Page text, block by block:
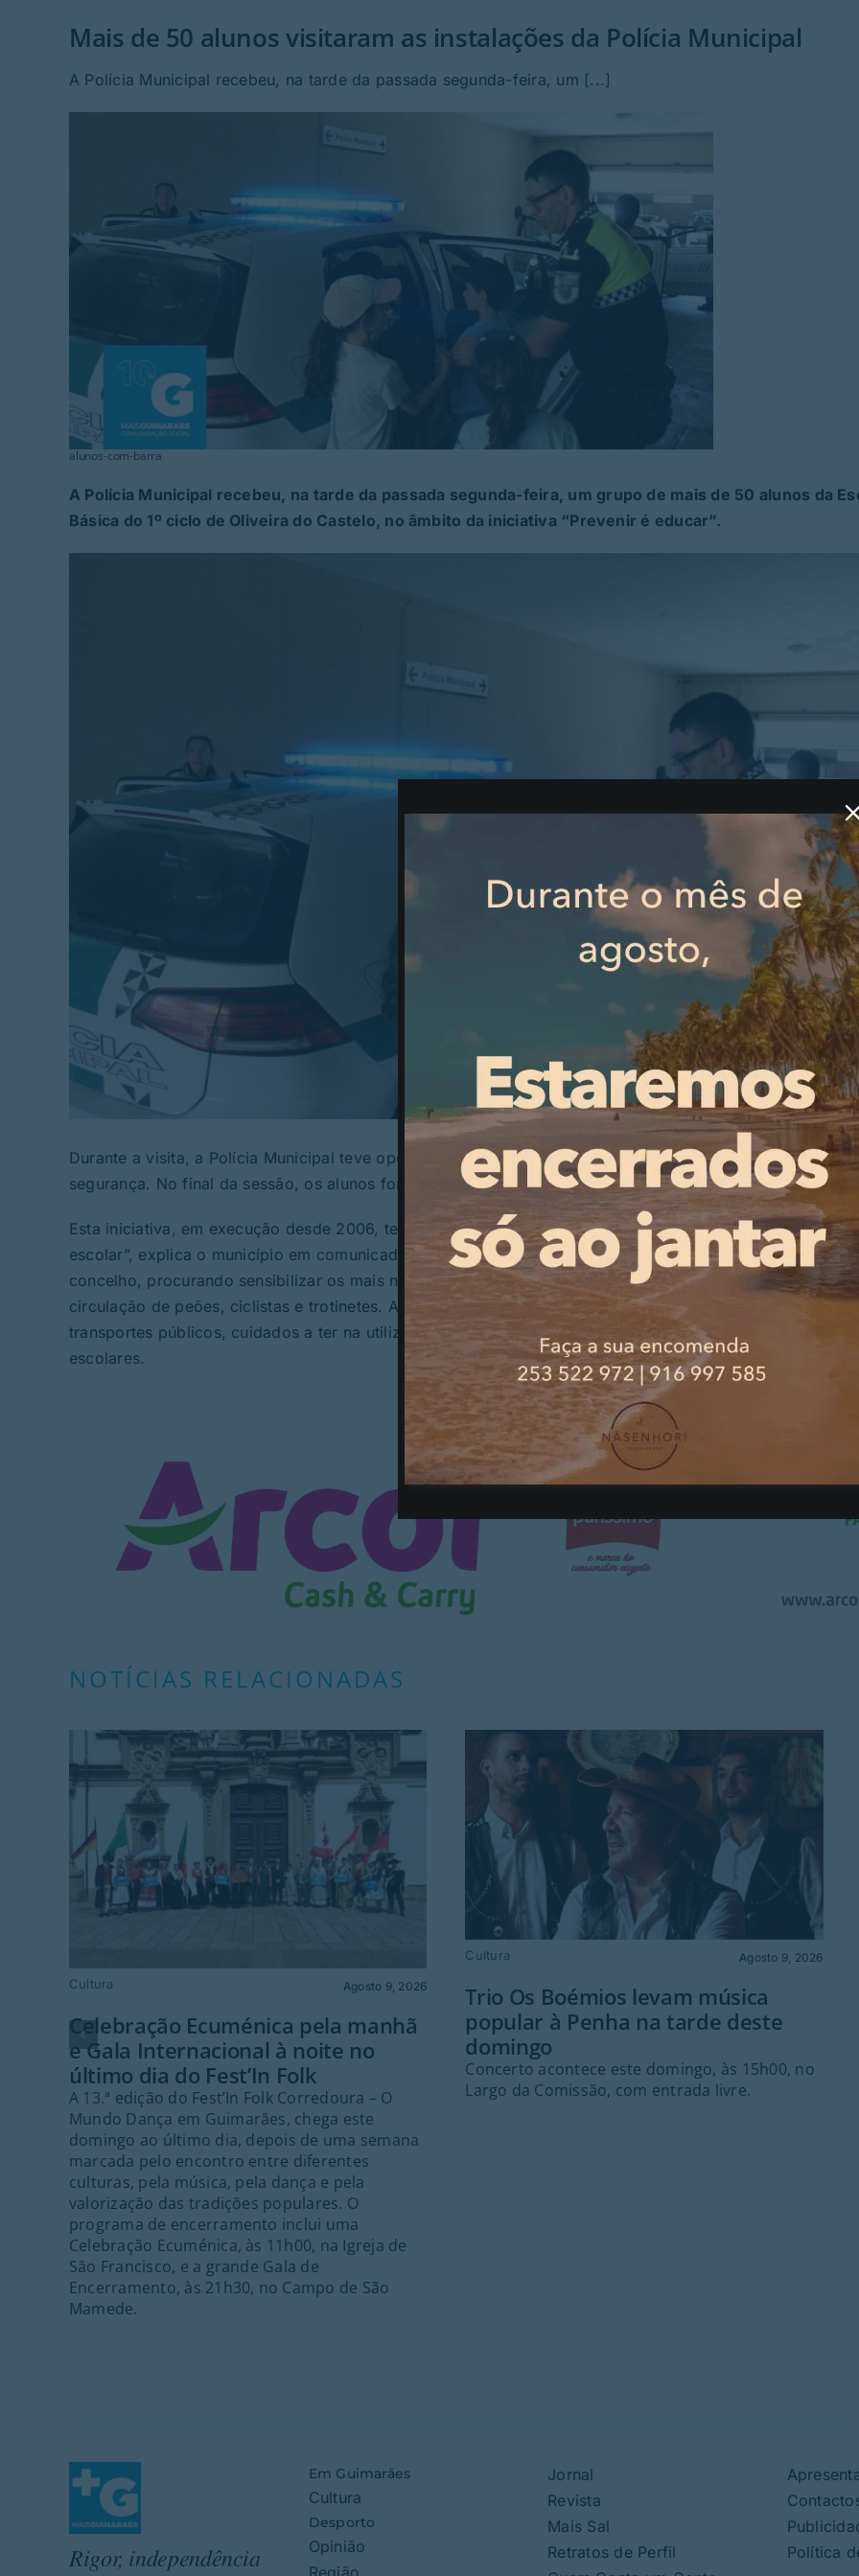
Mais de 50 alunos visitaram as instalações da Polícia Municipal
A Polícia Municipal recebeu, na tarde da passada segunda-feira, um [...]
alunos-com-barra
A Polícia Municipal recebeu, na tarde da passada segunda-feira, um grupo de mais de 50 alunos da
Básica do 1º ciclo de Oliveira do Castelo, no âmbito da iniciativa “Prevenir é educar”.
© Direitos reservados
Durante a visita, a Polícia Municipal teve oportunidade de partilhar com os estudantes as regras básicas
segurança. No final da sessão, os alunos foram presenteados com uma visita às viaturas da Polícia
Esta iniciativa, em execução desde 2006, tem “o intuito de aproximação da Polícia Municipal à
escolar”, explica o município em comunicado. A iniciativa já decorreu em todas as escolas do primeiro
concelho, procurando sensibilizar os mais novos para a importância dos sinais de trânsito e das regras
circulação de peões, ciclistas e trotinetes. A “Prevenir é Educar” também aborda temas sobre como
transportes públicos, cuidados a ter na utilização das vias e utilização segura das cadeiras nos
escolares.
PUBLICIDADE
NOTÍCIAS RELACIONADAS
Cultura Agosto 9, 2026
Celebração Ecuménica pela manhã
e Gala Internacional à noite no
último dia do Fest’In Folk
A 13.ª edição do Fest’In Folk Corredoura – O
Mundo Dança em Guimarães, chega este
domingo ao último dia, depois de uma semana
marcada pelo encontro entre diferentes
culturas, pela música, pela dança e pela
valorização das tradições populares. O
programa de encerramento inclui uma
Celebração Ecuménica, às 11h00, na Igreja de
São Francisco, e a grande Gala de
Encerramento, às 21h30, no Campo de São
Mamede.
Cultura Agosto 9, 2026
Trio Os Boémios levam música
popular à Penha na tarde deste
domingo
Concerto acontece este domingo, às 15h00, no
Largo da Comissão, com entrada livre.
Rigor, independência
Em Guimarães
Cultura
Desporto
Opinião
Jornal
Revista
Mais Sal
Retratos de Perfil
Política